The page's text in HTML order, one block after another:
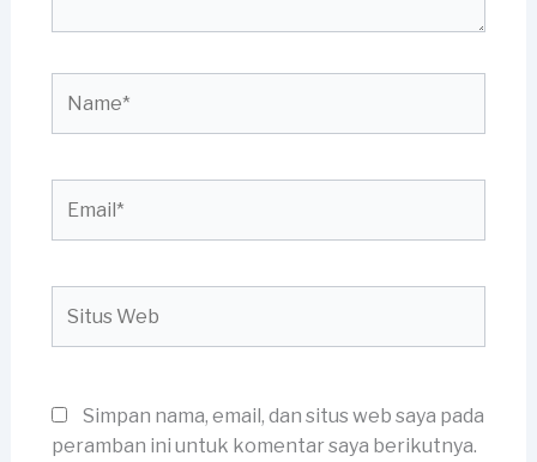
Web
Simpan nama, email, dan situs web saya pada
peramban ini untuk komentar saya berikutnya.